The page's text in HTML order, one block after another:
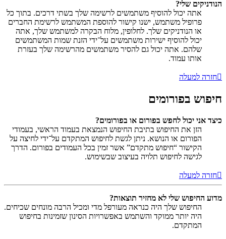
הנודניקים שלי?
אתה יכול להוסיף משתמשים לרשימה שלך בשתי דרכים. בתוך כל
פרופיל משתמש, ישנו קישור להוספת המשתמש לרשימת החברים
או הנודניקים שלך. לחלופין, מלוח הבקרה למשתמש שלך, אתה
יכול להוסיף ישירות משתמשים על־ידי הזנת שמות המשתמשים
שלהם. אתה יכול גם להסיר משתמשים מהרשימה שלך בעזרת
אותו עמוד.
חזרה למעלה
חיפוש בפורומים
כיצד אני יכול לחפש בפורום או בפורומים?
הזן את החיפוש בתיבת החיפוש הנמצאת בעמוד הראשי, בעמודי
הפורום או הנושא. ניתן לגשת לחיפוש המתקדם על־ידי לחיצה על
הקישור “חיפוש מתקדם” אשר זמין בכל העמודים בפורום. הדרך
לגישה לחיפוש תלויה בעיצוב שבשימוש.
חזרה למעלה
מדוע החיפוש שלי לא מחזיר תוצאות?
החיפוש שלך היה כנראה מעורפל מדי ומכיל הרבה מונחים שכיחים.
היה יותר ממוקד והשתמש באפשרויות הסינון שזמינות בחיפוש
המתקדם.